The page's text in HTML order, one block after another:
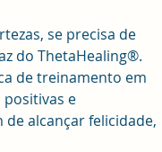
se precisa de
do ThetaHealing®.
de treinamento em
e
alcançar felicidade,